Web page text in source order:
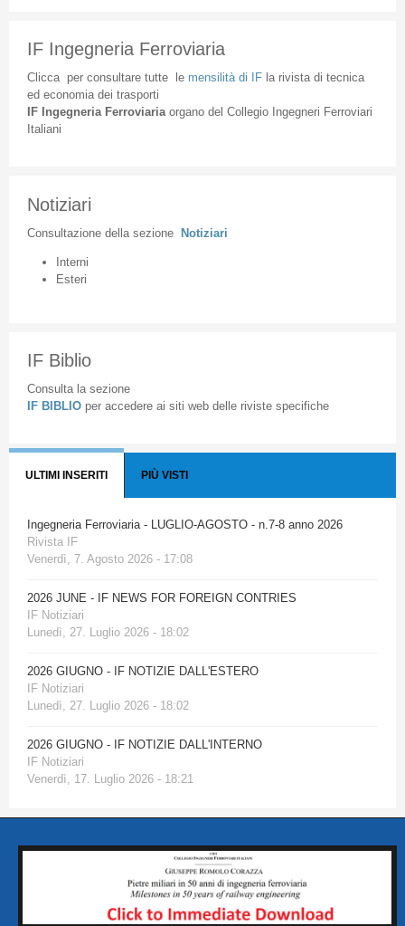
IF Ingegneria Ferroviaria
Cliccaper consultare tuttele mensilità di IFla rivista di tecnica
ed economia dei trasporti
IF Ingegneria Ferroviaria organodel Collegio Ingegneri Ferroviari
Italiani
Notiziari
Consultazione della sezione Notiziari
Interni
Esteri
IF Biblio
Consulta la sezione
IF BIBLIO per accedere ai siti web delle riviste specifiche
ULTIMI INSERITI PIÙ VISTI
Ingegneria Ferroviaria - LUGLIO-AGOSTO - n.7-8 anno 2026
Rivista IF
Venerdì, 7. Agosto 2026 - 17:08
2026 JUNE - IF NEWS FOR FOREIGN CONTRIES
IF Notiziari
Lunedì, 27. Luglio 2026 - 18:02
2026 GIUGNO - IF NOTIZIE DALL'ESTERO
IF Notiziari
Lunedì, 27. Luglio 2026 - 18:02
2026 GIUGNO - IF NOTIZIE DALL'INTERNO
IF Notiziari
Venerdì, 17. Luglio 2026 - 18:21